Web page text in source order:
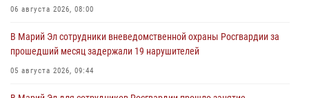
06 августа 2026, 08:00
В Марий Эл сотрудники вневедомственной охраны Росгвардии за
прошедший месяц задержали 19 нарушителей
05 августа 2026, 09:44